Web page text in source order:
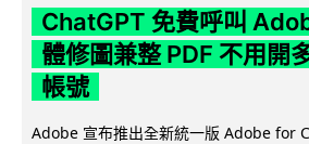
ChatGPT 免費呼叫
體修圖兼整 PDF 不用開
帳號
Adobe 宣布推出全新統一版 Adobe for